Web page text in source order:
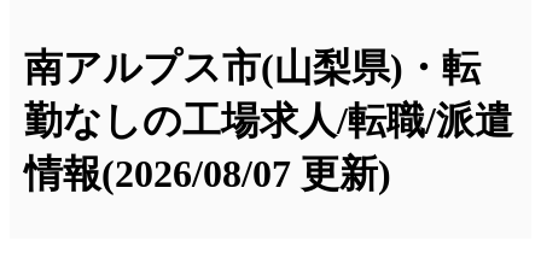
南アルプス市(山梨県)・転
勤なしの工場求人/転職/派遣
情報(2026/08/07 更新)